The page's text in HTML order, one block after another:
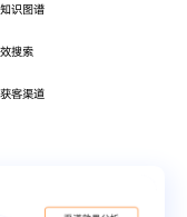
识图谱
搜索
客渠道